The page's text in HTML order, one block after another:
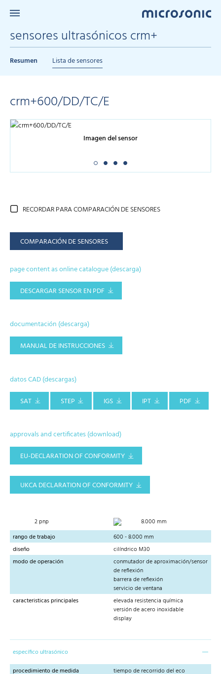
sensores ultrasónicos crm+
Resumen Lista de sensores
crm+600/DD/TC/E
Imagen del sensor
RECORDAR PARA COMPARACIÓN DE SENSORES
COMPARACIÓN DE SENSORES
page content as online catalogue (descarga)
DESCARGAR SENSOR EN PDF
documentación (descarga)
MANUAL DE INSTRUCCIONES
datos CAD (descargas)
SAT
STEP IGS IPT PDF
approvals and certificates (download)
EU-DECLARATION OF CONFORMITY
UKCA DECLARATION OF CONFORMITY
2 pnp
8.000 mm
rango de trabajo
600 - 8.000 mm
diseño
cilíndrico M30
modo de operación
conmutador de aproximación/sensor
de reflexión
barrera de reflexión
servicio de ventana
caracteristicas principales
elevada resistencia química
versión de acero inoxidable
display
específico ultrasónico
procedimiento de medida
tiempo de recorrido del eco